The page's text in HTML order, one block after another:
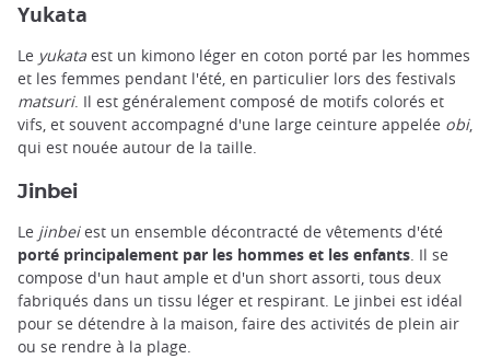
Yukata
Le yukata est un kimono léger en coton porté par les hommes
et les femmes pendant l'été, en particulier lors des festivals
matsuri. Il est généralement composé de motifs colorés et
vifs, et souvent accompagné d'une large ceinture appelée obi,
qui est nouée autour de la taille.
Jinbei
Le jinbeiest un ensemble décontracté de vêtements d'été
porté principalement par les hommes et les enfants. Il se
compose d'un haut ample et d'un short assorti, tous deux
fabriqués dans un tissu léger et respirant. Le jinbei est idéal
pour se détendre à la maison, faire des activités de plein air
ou se rendre à la plage.